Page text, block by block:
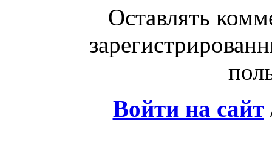
Оставлять
Войти на сайт